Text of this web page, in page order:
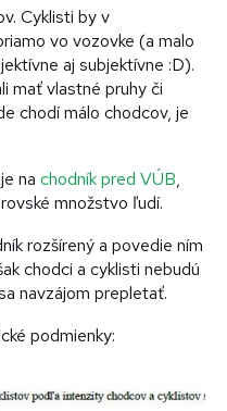
Cyklisti by v
vo vozovke (a malo
aj subjektívne :D).
mať vlastné pruhy či
chodí málo chodcov, je
na chodník pred VÚB,
množstvo ľudí.
rozšírený a povedie ním
chodci a cyklisti nebudú
navzájom prepletať.
podmienky: